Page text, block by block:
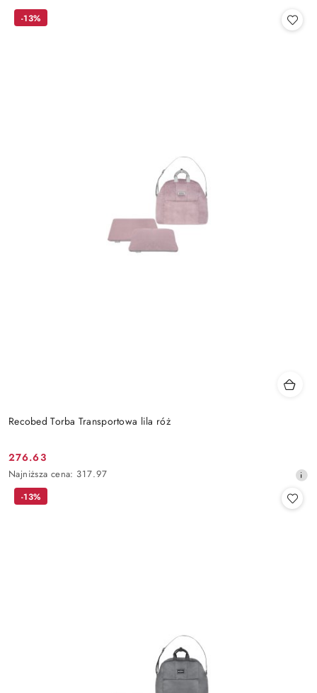
statusie:
Recobed Torba Transportowa lila róż
Cena
promocyjna:
276.63
Najniższa
cena
Najniższa cena: 317.97
-13%
-13%